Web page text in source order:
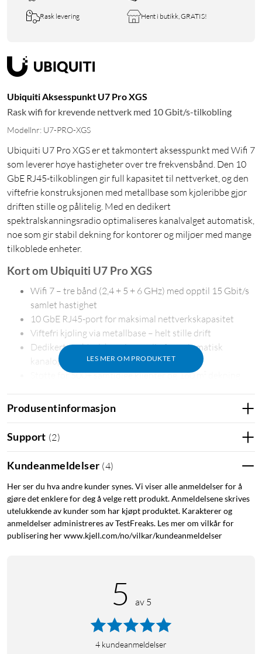
Rask levering Hent i butikk, GRATIS!
Ubiquiti Aksesspunkt U7 Pro XGS
Rask wifi for krevende nettverk med 10 Gbit/s-tilkobling
Modellnr: U7-PRO-XGS
Ubiquiti U7 Pro XGS er et takmontert aksesspunkt med Wifi 7
som leverer høye hastigheter over tre frekvensbånd. Den 10
GbE RJ45-tilkoblingen gir full kapasitet til nettverket, og den
viftefrie konstruksjonen med metallbase som kjøleribbe gjør
driften stille og pålitelig. Med en dedikert
spektralskanningsradio optimaliseres kanalvalget automatisk,
noe som gir stabil dekning for kontorer og miljøer med mange
tilkoblede enheter.
LES MER OM PRODUKTET
Kort om Ubiquiti U7 Pro XGS
Wifi 7 – tre bånd (2,4 + 5 + 6 GHz) med opptil 15 Gbit/s
samlet hastighet
10 GbE RJ45-port for maksimal nettverkskapasitet
Viftefri kjøling via metallbase – helt stille drift
Dedikert spektralskanningsradio for automatisk
kanaloptimalisering
Støtte for 500+ samtidige klienter og 160 m² dekning
GHz og 6 GHz samtidig. Med 4×4 MIMO på 5 GHz-båndet
med 320 MHz kanalbredde. Det betyr at aksesspunktet
håndterer mange enheter og båndbreddekrevende
applikasjoner uten flaskehalser.
arbeider helt uten vifte – stille og med færre bevegelige deler
som kan slites. Den innebygde 10 GbE RJ45-porten tar imot
data med opptil 10 Gbit/s, noe som gir rikelig med kapasitet
for høye wifi-hastigheter.
Produsentinformasjon
Support (2)
Kundeanmeldelser (4)
Her ser du hva andre kunder synes. Vi viser alle anmeldelser for å
gjøre det enklere for deg å velge rett produkt. Anmeldelsene skrives
utelukkende av kunder som har kjøpt produktet. Karakterer og
anmeldelser administreres av TestFreaks. Les mer om vilkår for
publisering her www.kjell.com/no/vilkar/kundeanmeldelser
5 av 5
4 kundeanmeldelser